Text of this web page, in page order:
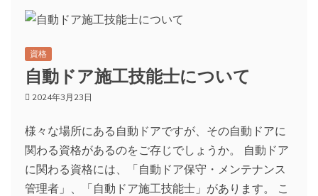
資格
自動ドア施工技能士について
2024年3月23日
様々な場所にある自動ドアですが、その自動ドアに
関わる資格があるのをご存じでしょうか。 自動ドア
に関わる資格には、「自動ドア保守・メンテナンス
管理者」、「自動ドア施工技能士」があります。 こ